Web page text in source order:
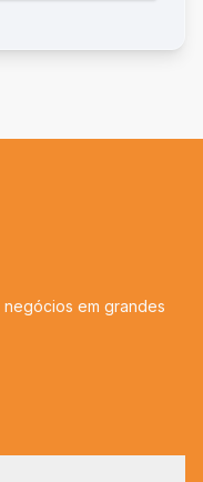
negócios em grandes